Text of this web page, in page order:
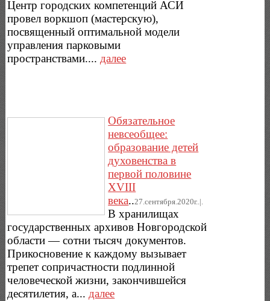
Центр городских компетенций АСИ
провел воркшоп (мастерскую),
посвященный оптимальной модели
управления парковыми
пространствами.... далее
Обязательное
невсеобщее:
образование детей
духовенства в
первой половине
XVIII
века..27.сентября.2020г..|.
В хранилищах
государственных архивов Новгородской
области — сотни тысяч документов.
Прикосновение к каждому вызывает
трепет сопричастности подлинной
человеческой жизни, закончившейся
десятилетия, а...далее